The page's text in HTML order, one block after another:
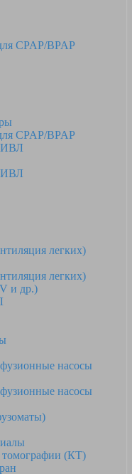
CPAP/BPAP
CPAP/BPAP
легких)
легких)
и др.)
насосы
насосы
(КТ)